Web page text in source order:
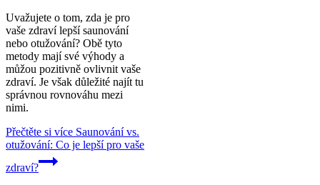
Uvažujete o tom, zda je pro
vaše zdraví lepší saunování
nebo otužování? Obě tyto
metody mají své výhody a
můžou pozitivně ovlivnit vaše
zdraví. Je však důležité najít tu
správnou rovnováhu mezi
nimi.
Přečtěte si více Saunování vs.
otužování: Co je lepší pro vaše
zdraví?